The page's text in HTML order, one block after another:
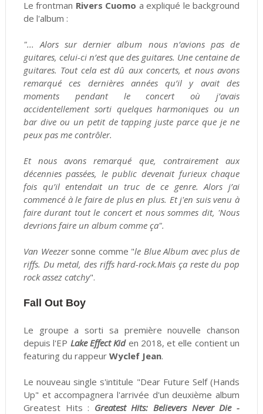
Le frontman Rivers Cuomo a expliqué le background
de l'album :
"... Alors sur dernier album nous n’avions pas de
guitares, celui-ci n’est que des guitares. Une centaine de
guitares. Tout cela est dû aux concerts, et nous avons
remarqué ces dernières années qu’il y avait des
moments pendant le concert où j’avais
accidentellement sorti quelques harmoniques ou un
bar dive ou un petit de tapping juste parce que je ne
peux pas me contrôler.
Et nous avons remarqué que, contrairement aux
décennies passées, le public devenait furieux chaque
fois qu’il entendait un truc de ce genre. Alors j’ai
commencé à le faire de plus en plus. Et j'en suis venu à
faire durant tout le concert et nous sommes dit, 'Nous
devrions faire un album comme ça".
Van Weezersonne comme "le Blue Album avec plus de
riffs. Du metal, des riffs hard-rock.Mais ça reste du pop
rock assez catchy".
Fall Out Boy
Le groupe a sorti sa première nouvelle chanson
depuis l'EP Lake Effect Kiden 2018, et elle contient un
featuring du rappeur Wyclef Jean.
Le nouveau single s'intitule "Dear Future Self (Hands
Up" et accompagnera l'arrivée d'un deuxième album
Greatest Hits : Greatest Hits: Believers Never Die -